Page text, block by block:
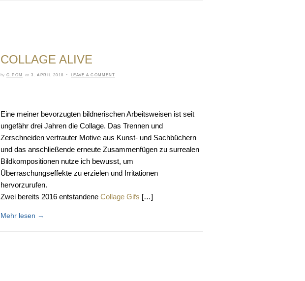
COLLAGE ALIVE
by C.POM on 3. APRIL 2018 · LEAVE A COMMENT
Eine meiner bevorzugten bildnerischen Arbeitsweisen ist seit
ungefähr drei Jahren die Collage. Das Trennen und
Zerschneiden vertrauter Motive aus Kunst- und Sachbüchern
und das anschließende erneute Zusammenfügen zu surrealen
Bildkompositionen nutze ich bewusst, um
Überraschungseffekte zu erzielen und Irritationen
hervorzurufen.
Zwei bereits 2016 entstandene Collage Gifs […]
Mehr lesen →